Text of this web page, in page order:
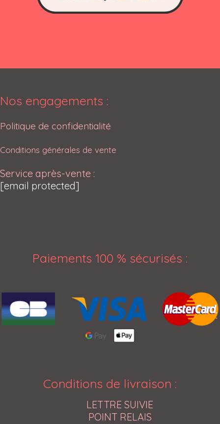
Nos engagements :
Politique de confidentialité
Conditions générales de vente
Service après-vente :
[email protected]
Paiements 100 % sécurisés :
Conditions de livraison :
LETTRE SUIVIE
POINT RELAIS